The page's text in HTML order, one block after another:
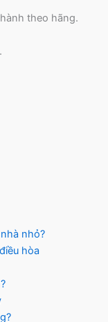
theo hãng.
nhỏ?
hòa